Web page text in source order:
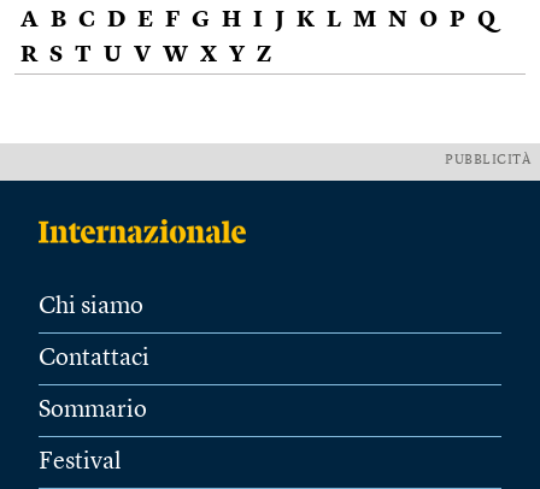
A B C D E F G H I J K L M N O P Q
R S T U V W X Y Z
PUBBLICITÀ
Chi siamo
Contattaci
Sommario
Festival